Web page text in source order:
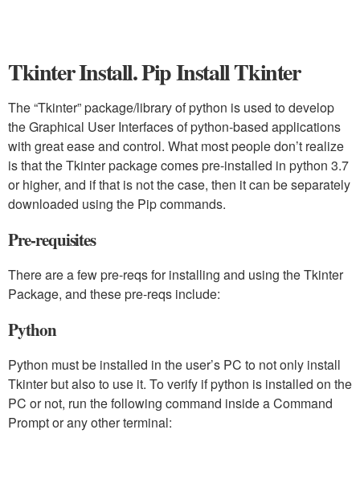
Tkinter Install. Pip Install Tkinter
The “Tkinter” package/library of python is used to develop
the Graphical User Interfaces of python-based applications
with great ease and control. What most people don’t realize
is that the Tkinter package comes pre-installed in python 3.7
or higher, and if that is not the case, then it can be separately
downloaded using the Pip commands.
Pre-requisites
There are a few pre-reqs for installing and using the Tkinter
Package, and these pre-reqs include:
Python
Python must be installed in the user’s PC to not only install
Tkinter but also to use it. To verify if python is installed on the
PC or not, run the following command inside a Command
Prompt or any other terminal: